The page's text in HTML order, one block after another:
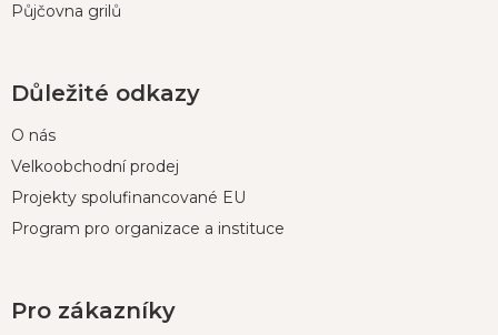
Půjčovna grilů
Důležité odkazy
O nás
Velkoobchodní prodej
Projekty spolufinancované EU
Program pro organizace a instituce
Pro zákazníky